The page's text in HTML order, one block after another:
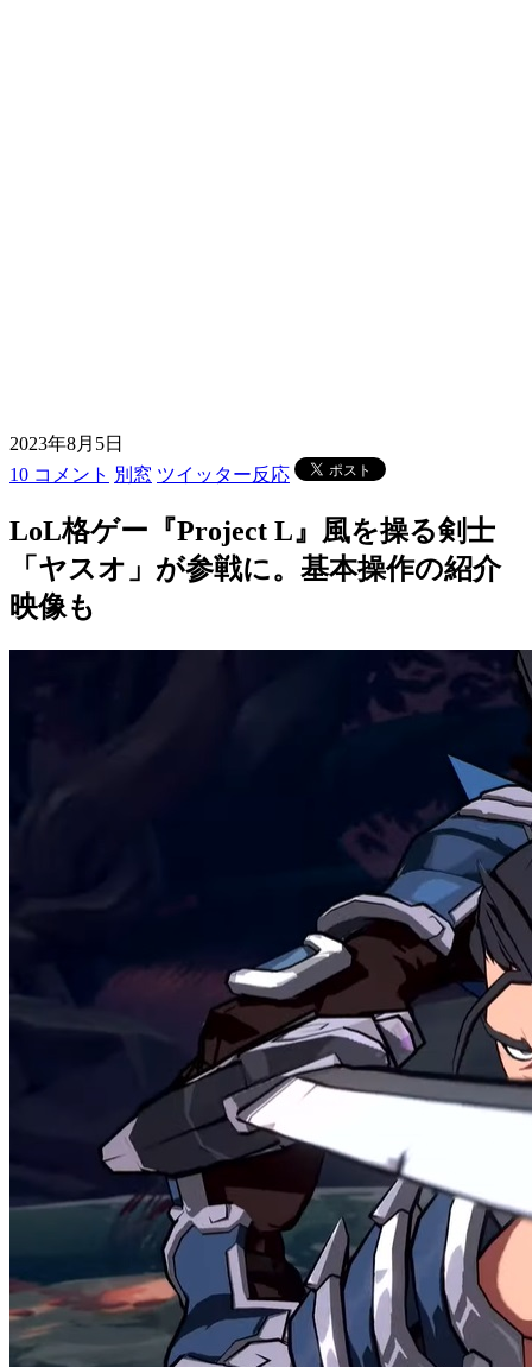
2023年8月5日
10 コメント 別窓 ツイッター反応
LoL格ゲー『Project L』風を操る剣士
「ヤスオ」が参戦に。基本操作の紹介
映像も